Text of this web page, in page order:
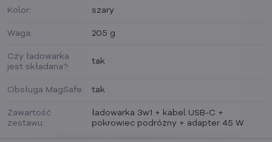
Kolor: szary
Waga: 205 g
Czy ładowarka
jest składana?:
tak
Obsługa MagSafe: tak
Zawartość
zestawu:
ładowarka 3w1 + kabel USB-C +
pokrowiec podróżny + adapter 45 W